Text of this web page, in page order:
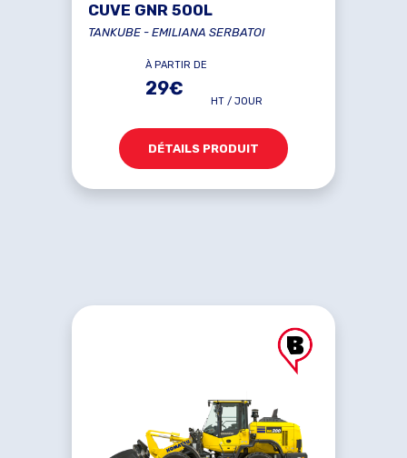
CUVE GNR 500L
TANKUBE - EMILIANA SERBATOI
À PARTIR DE
29€
HT / JOUR
DÉTAILS PRODUIT